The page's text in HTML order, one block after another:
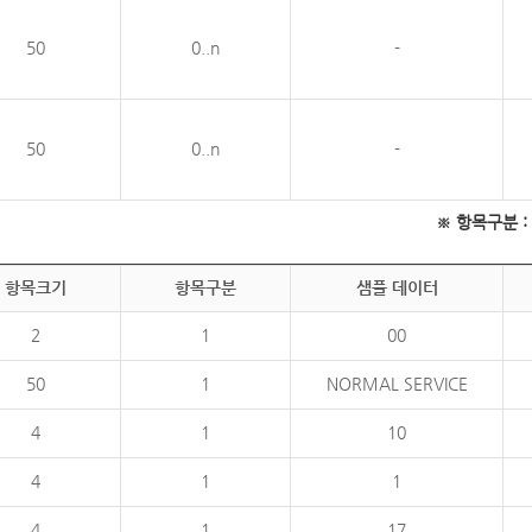
50 0..n -
50 0..n -
※ 항목구분 :
항목크기 항목구분 샘플 데이터
2 1 00
50 1 NORMAL SERVICE
4 1 10
4 1 1